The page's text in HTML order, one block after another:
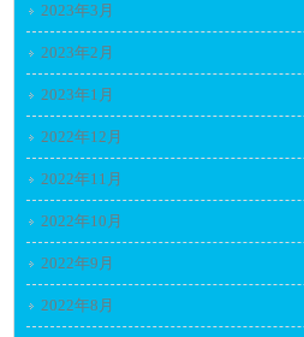
2023年3月
2023年2月
2023年1月
2022年12月
2022年11月
2022年10月
2022年9月
2022年8月